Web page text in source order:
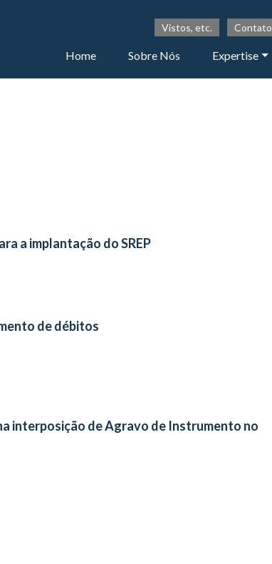
Vistos, etc. Contato
Home Sobre Nós Expertise
a implantação do SREP
de débitos
interposição de Agravo de Instrumento no